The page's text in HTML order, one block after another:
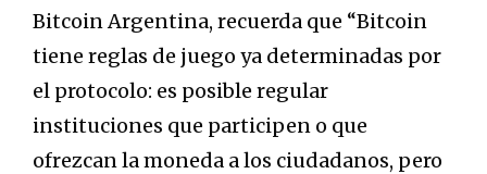
Bitcoin Argentina, recuerda que “Bitcoin
tiene reglas de juego ya determinadas por
el protocolo: es posible regular
instituciones que participen o que
ofrezcan la moneda a los ciudadanos, pero